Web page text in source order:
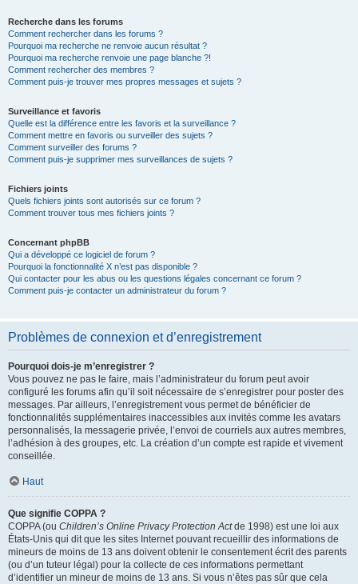
Recherche dans les forums
Comment rechercher dans les forums ?
Pourquoi ma recherche ne renvoie aucun résultat ?
Pourquoi ma recherche renvoie une page blanche ?!
Comment rechercher des membres ?
Comment puis-je trouver mes propres messages et sujets ?
Surveillance et favoris
Quelle est la différence entre les favoris et la surveillance ?
Comment mettre en favoris ou surveiller des sujets ?
Comment surveiller des forums ?
Comment puis-je supprimer mes surveillances de sujets ?
Fichiers joints
Quels fichiers joints sont autorisés sur ce forum ?
Comment trouver tous mes fichiers joints ?
Concernant phpBB
Qui a développé ce logiciel de forum ?
Pourquoi la fonctionnalité X n’est pas disponible ?
Qui contacter pour les abus ou les questions légales concernant ce forum ?
Comment puis-je contacter un administrateur du forum ?
Problèmes de connexion et d’enregistrement
Pourquoi dois-je m’enregistrer ?
Vous pouvez ne pas le faire, mais l’administrateur du forum peut avoir
configuré les forums afin qu’il soit nécessaire de s’enregistrer pour poster des
messages. Par ailleurs, l’enregistrement vous permet de bénéficier de
fonctionnalités supplémentaires inaccessibles aux invités comme les avatars
personnalisés, la messagerie privée, l’envoi de courriels aux autres membres,
l’adhésion à des groupes, etc. La création d’un compte est rapide et vivement
conseillée.
Haut
Que signifie COPPA ?
COPPA (ou Children’s Online Privacy Protection Actde 1998) est une loi aux
États-Unis qui dit que les sites Internet pouvant recueillir des informations de
mineurs de moins de 13 ans doivent obtenir le consentement écrit des parents
(ou d’un tuteur légal) pour la collecte de ces informations permettant
d’identifier un mineur de moins de 13 ans. Si vous n’êtes pas sûr que cela